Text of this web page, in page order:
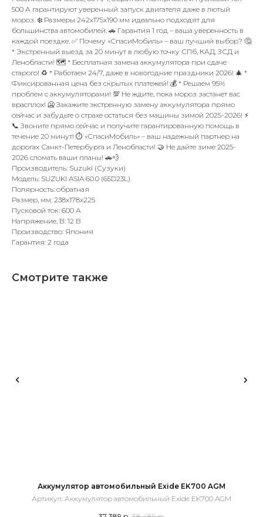
500 А гарантируют уверенный запуск двигателя даже в лютый
мороз. ❄️ Размеры 242x175x190 мм идеально подходят для
большинства автомобилей. 🚗 Гарантия 1 год – ваша уверенность в
каждой поездке. ✅ Почему «СпасиМобиль» – ваш лучший выбор? 🤔
* Экстренный выезд за 20 минут в любую точку СПб, КАД, ЗСД и
Ленобласти! 🗺️ * Бесплатная замена аккумулятора при сдаче
старого! ♻️ * Работаем 24/7, даже в новогодние праздники 2026! 🎄 *
Фиксированная цена без скрытых платежей! 💰 * Решаем 95%
проблем с аккумуляторами! 💯 Не ждите, пока мороз застанет вас
врасплох! 🥶 Закажите экстренную замену аккумулятора прямо
сейчас и забудьте о страхе остаться без машины зимой 2025-2026! ⚡
📞 Звоните прямо сейчас и получите гарантированную помощь в
течение 20 минут! ⏱️ «СпасиМобиль» – ваш надежный партнер на
дорогах Санкт-Петербурга и Ленобласти! 🤝 Не дайте зиме 2025-
2026 сломать ваши планы! 🚗💨
Производитель: Suzuki (Сузуки)
Модель: SUZUKI ASIA 60.0 (65D23L)
Полярность: обратная
Размер, мм: 238x178x225
Пусковой ток: 600 А
Напряжение, В: 12 В
Производство: Япония
Гарантия: 2 года
Смотрите также
Аккумулятор автомобильный Exide EK700 AGM
Артикул: Аккумулятор автомобильный Exide EK700 AGM